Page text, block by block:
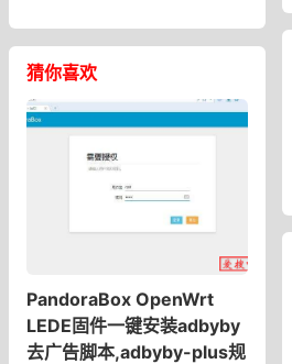
录。
猜你喜欢
PandoraBox OpenWrt
LEDE固件一键安装adbyby
去广告脚本,adbyby-plus规